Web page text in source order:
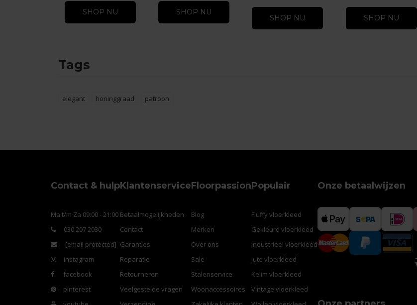
SHOP NU SHOP NU
SHOP NU SHOP NU
Tags
elegant honinggraad patroon
Contact & hulp
Ma t/m Za 09:00 - 21:00
030 207 2030
[email protected]
instagram
facebook
pinterest
Klantenservice
Betaalmogelijkheden
Contact
Garanties
Reparatie
Retourneren
Veelgestelde vragen
Floorpassion
Blog
Merken
Over ons
Sale
Stalenservice
Woonaccessoires
Populair
Fluffy vloerkleed
Gekleurd vloerkleed
Industrieel vloerkleed
Jute vloerkleed
Kelim vloerkleed
Vintage vloerkleed
Onze betaalwijzen